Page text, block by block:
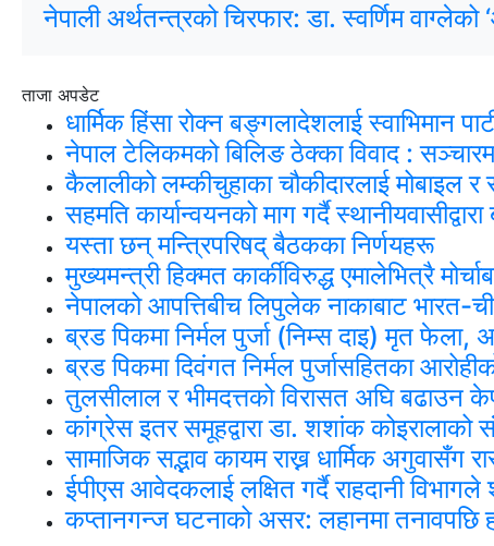
नेपाली अर्थतन्त्रको चिरफार: डा. स्वर्णिम वाग्लेको
ताजा अपडेट
धार्मिक हिंसा रोक्न बङ्गलादेशलाई स्वाभिमान
नेपाल टेलिकमको बिलिङ ठेक्का विवाद :
कैलालीको लम्कीचुहाका चौकीदारलाई मोबाइल
सहमति कार्यान्वयनको माग गर्दै
यस्ता छन् मन्त्रिपरिषद् बैठकका निर्णयहरू
मुख्यमन्त्री हिक्मत कार्कीविरुद्ध एमालेभित्रै
नेपालको आपत्तिबीच लिपुलेक नाकाबाट भारत-
ब्रड पिकमा निर्मल पुर्जा (निम्स दाइ) मृत फेला,
ब्रड पिकमा दिवंगत निर्मल पुर्जासहितका
तुलसीलाल र भीमदत्तको विरासत अघि बढाउन
कांग्रेस इतर समूहद्वारा डा. शशांक
सामाजिक सद्भाव कायम राख्न धार्मिक अगुवासँग
ईपीएस आवेदकलाई लक्षित गर्दै राहदानी
कप्तानगन्ज घटनाको असर: लहानमा तनावपछि